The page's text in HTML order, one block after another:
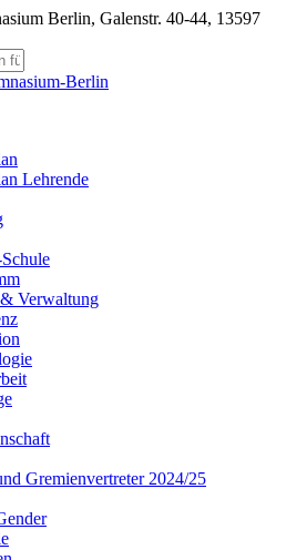
Berlin, Galenstr. 40-44, 13597
Lehrende
Verwaltung
Gremienvertreter 2024/25